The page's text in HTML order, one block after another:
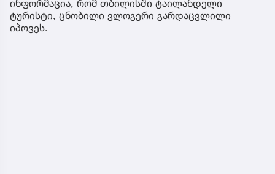
ინფორმაცია, რომ თბილისში ტაილანდელი
ტურისტი, ცნობილი ვლოგერი გარდაცვლილი
იპოვეს.